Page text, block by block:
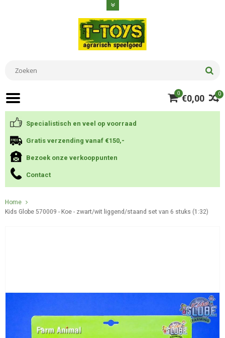
0
0 €0,00
Specialistisch en veel op voorraad
Gratis verzending vanaf €150,-
Bezoek onze verkooppunten
Contact
Home
Kids Globe 570009 - Koe - zwart/wit liggend/staand set van 6 stuks (1:32)